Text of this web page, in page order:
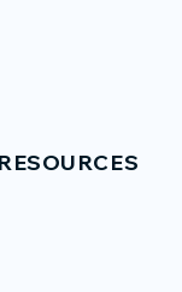
RESOURCES